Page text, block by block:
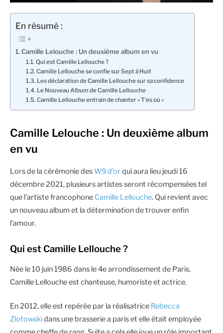
En résumé :
Camille Lelouche : Un deuxième album en vu
Qui est Camille Lellouche ?
Camille Lellouche se confie sur Sept à Huit
Les déclaration de Camille Lellouche sur sa confidence
Le Nouveau Album de Camille Lellouche
Camille Lellouche entrain de chanter « T’es où »
Camille Lelouche : Un deuxième album
en vu
Lors de la cérémonie desW9 d’or qui aura lieu jeudi 16
décembre 2021, plusieurs artistes seront récompensées tel
que l’artiste francophone Camille Lellouche. Qui revient avec
un nouveau album et la détermination de trouver enfin
l’amour.
Qui est Camille Lellouche ?
Née le 10 juin 1986 dans le 4e arrondissement de Paris,
Camille Lellouche est chanteuse, humoriste et actrice.
En 2012, elle est repérée par la réalisatrice Rebecca
Zlotowskidans une brasserie a paris et elle était employée